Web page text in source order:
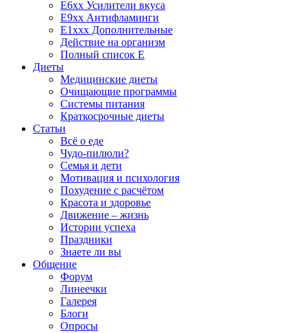
E6xx Усилители вкуса
E9xx Антифламинги
E1xxx Дополнительные
Действие на организм
Полный список E
Диеты
Медицинские диеты
Очищающие программы
Системы питания
Краткосрочные диеты
Статьи
Всё о еде
Чудо-пилюли?
Семья и дети
Мотивация и психология
Похудение с расчётом
Красота и здоровье
Движение – жизнь
Истории успеха
Праздники
Знаете ли вы
Общение
Форум
Линеечки
Галерея
Блоги
Опросы